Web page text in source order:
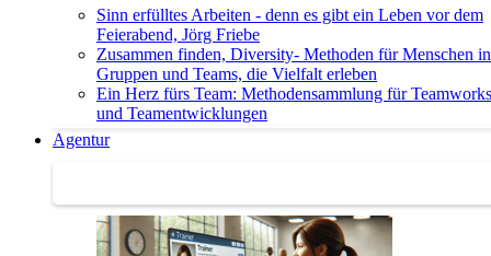
Sinn erfülltes Arbeiten - denn es gibt ein Leben vor dem
Feierabend, Jörg Friebe
Zusammen finden, Diversity- Methoden für Menschen in
Gruppen und Teams, die Vielfalt erleben
Ein Herz fürs Team: Methodensammlung für
und Teamentwicklungen
Agentur